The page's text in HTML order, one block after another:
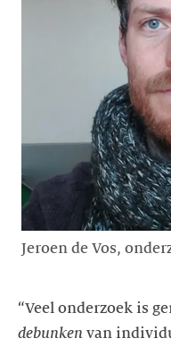
Jeroen de Vos,
“Veel onderzoek is
debunken van